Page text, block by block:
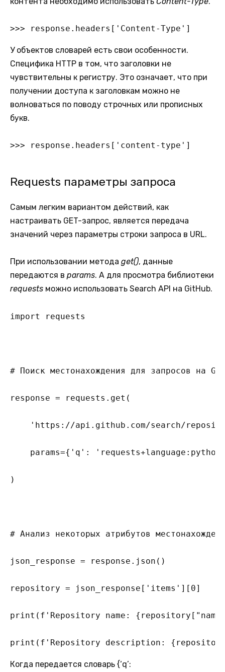
>>> response.headers['Content-Type']
У объектов словарей есть свои особенности.
Специфика HTTP в том, что заголовки не
чувствительны к регистру. Это означает, что при
получении доступа к заголовкам можно не
волноваться по поводу строчных или прописных
букв.
>>> response.headers['content-type']
Requests параметры запроса
Самым легким вариантом действий, как
настраивать GET-запрос, является передача
значений через параметры строки запроса в URL.
При использовании метода get(), данные
передаются в params. А для просмотра библиотеки
requests можно использовать Search API на GitHub.
import requests
# Поиск местонахождения для запросов на
response = requests.get(
'https://api.github.com/search/
params={'q':
)
# Анализ некоторых атрибутов
json_response = response.json()
repository = json_response['items'][0]
print(f'Repository name:
print(f'Repository description:
Когда передается словарь {‘q’: